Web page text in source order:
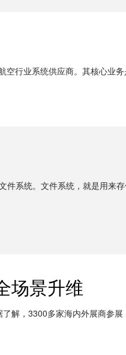
行业系统供应商。其核心业
系统。文件系统，就是用来
场景升维
解，3300多家海内外展商参